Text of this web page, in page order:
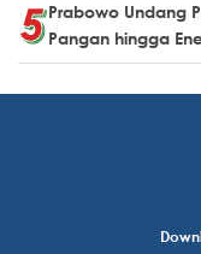
Prabowo Undang
Pangan hingga